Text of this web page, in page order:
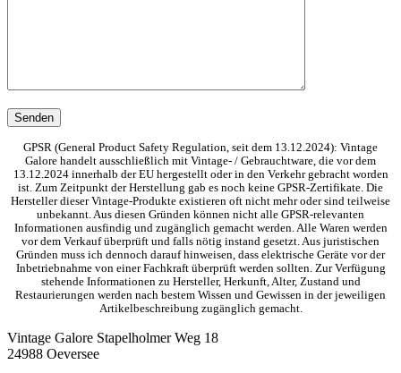
GPSR (General Product Safety Regulation, seit dem 13.12.2024): Vintage
Galore handelt ausschließlich mit Vintage- / Gebrauchtware, die vor dem
13.12.2024 innerhalb der EU hergestellt oder in den Verkehr gebracht worden
ist. Zum Zeitpunkt der Herstellung gab es noch keine GPSR-Zertifikate. Die
Hersteller dieser Vintage-Produkte existieren oft nicht mehr oder sind teilweise
unbekannt. Aus diesen Gründen können nicht alle GPSR-relevanten
Informationen ausfindig und zugänglich gemacht werden. Alle Waren werden
vor dem Verkauf überprüft und falls nötig instand gesetzt. Aus juristischen
Gründen muss ich dennoch darauf hinweisen, dass elektrische Geräte vor der
Inbetriebnahme von einer Fachkraft überprüft werden sollten. Zur Verfügung
stehende Informationen zu Hersteller, Herkunft, Alter, Zustand und
Restaurierungen werden nach bestem Wissen und Gewissen in der jeweiligen
Artikelbeschreibung zugänglich gemacht.
Vintage Galore Stapelholmer Weg 18
24988 Oeversee